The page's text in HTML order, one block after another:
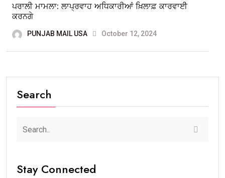
ਪਰਾਲੀ ਮਾਮਲਾ: ਲਾਪ੍ਰਵਾਹ ਅਧਿਕਾਰੀਆਂ ਖ਼ਿਲਾਫ਼ ਕਾਰਵਾਈ
ਕਰਨਗੇ
PUNJAB MAIL USA October 12, 2024
Search
Stay Connected